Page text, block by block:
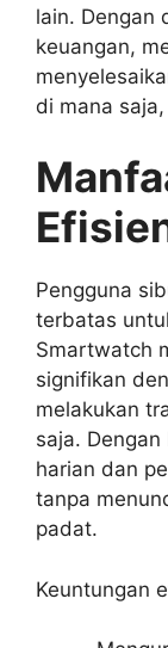
lain. Dengan
keuangan,
di mana
Pengguna
terbatas
Smartwatch
signifikan
melakukan
saja.
harian dan
tanpa
padat.
Keuntungan